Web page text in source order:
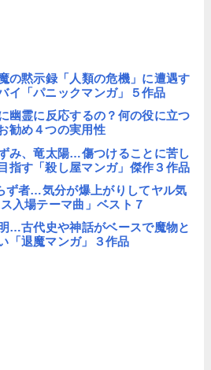
の黙示録「人類の危機」に遭遇す
イ「パニックマンガ」５作品
幽霊に反応するの？何の役に立つ
勧め４つの実用性
み、竜太陽…傷つけることに苦し
指す「殺し屋マンガ」傑作３作品
ず者…気分が爆上がりしてヤル気
入場テーマ曲」ベスト７
…古代史や神話がベースで魔物と
「退魔マンガ」３作品